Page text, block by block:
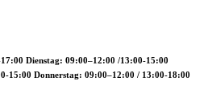
Dienstag: 09:00–12:00 /13:00-15:00
15:00 Donnerstag: 09:00–12:00 / 13:00-18:00